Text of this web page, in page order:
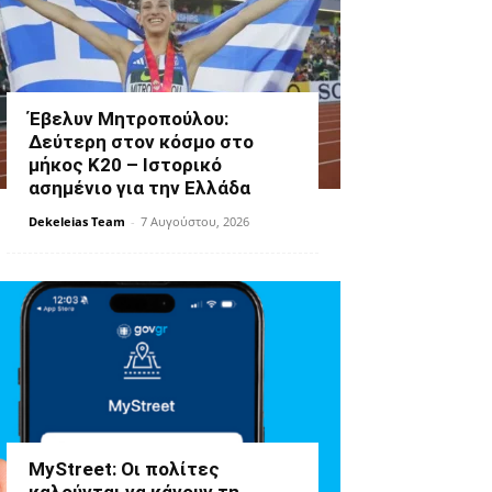
Έβελυν Μητροπούλου:
Δεύτερη στον κόσμο στο
μήκος Κ20 – Ιστορικό
ασημένιο για την Ελλάδα
Dekeleias Team - 7 Αυγούστου, 2026
MyStreet: Οι πολίτες